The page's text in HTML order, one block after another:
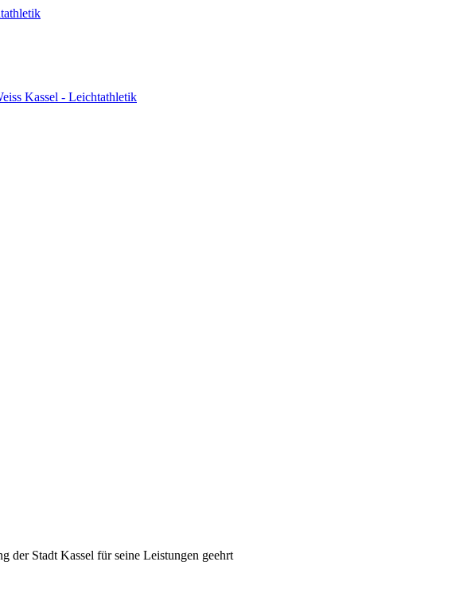
Kassel - Leichtathletik
der Stadt Kassel für seine Leistungen geehrt